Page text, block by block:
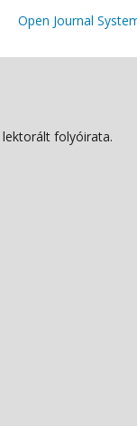
Open Journal
lektorált folyóirata.